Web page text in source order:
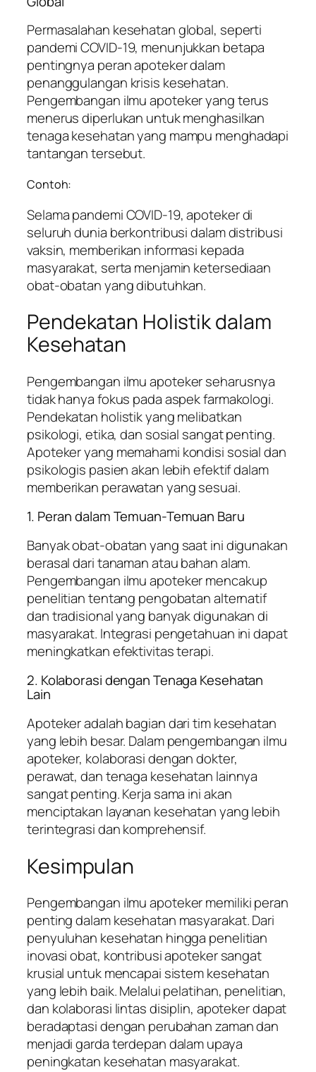
Permasalahan kesehatan global, seperti
pandemi COVID-19, menunjukkan betapa
pentingnya peran apoteker dalam
penanggulangan krisis kesehatan.
Pengembangan ilmu apoteker yang terus
menerus diperlukan untuk menghasilkan
tenaga kesehatan yang mampu menghadapi
tantangan tersebut.
Contoh:
Selama pandemi COVID-19, apoteker di
seluruh dunia berkontribusi dalam distribusi
vaksin, memberikan informasi kepada
masyarakat, serta menjamin ketersediaan
obat-obatan yang dibutuhkan.
Pendekatan Holistik dalam
Kesehatan
Pengembangan ilmu apoteker seharusnya
tidak hanya fokus pada aspek farmakologi.
Pendekatan holistik yang melibatkan
psikologi, etika, dan sosial sangat penting.
Apoteker yang memahami kondisi sosial dan
psikologis pasien akan lebih efektif dalam
memberikan perawatan yang sesuai.
1. Peran dalam Temuan-Temuan Baru
Banyak obat-obatan yang saat ini digunakan
berasal dari tanaman atau bahan alam.
Pengembangan ilmu apoteker mencakup
penelitian tentang pengobatan alternatif
dan tradisional yang banyak digunakan di
masyarakat. Integrasi pengetahuan ini dapat
meningkatkan efektivitas terapi.
2. Kolaborasi dengan Tenaga Kesehatan
Lain
Apoteker adalah bagian dari tim kesehatan
yang lebih besar. Dalam pengembangan ilmu
apoteker, kolaborasi dengan dokter,
perawat, dan tenaga kesehatan lainnya
sangat penting. Kerja sama ini akan
menciptakan layanan kesehatan yang lebih
terintegrasi dan komprehensif.
Kesimpulan
Pengembangan ilmu apoteker memiliki peran
penting dalam kesehatan masyarakat. Dari
penyuluhan kesehatan hingga penelitian
inovasi obat, kontribusi apoteker sangat
krusial untuk mencapai sistem kesehatan
yang lebih baik. Melalui pelatihan, penelitian,
dan kolaborasi lintas disiplin, apoteker dapat
beradaptasi dengan perubahan zaman dan
menjadi garda terdepan dalam upaya
peningkatan kesehatan masyarakat.